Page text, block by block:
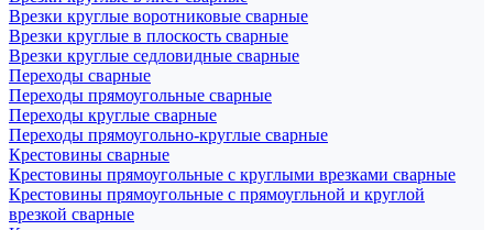
Врезки круглые воротниковые сварные
Врезки круглые в плоскость сварные
Врезки круглые седловидные сварные
Переходы сварные
Переходы прямоугольные сварные
Переходы круглые сварные
Переходы прямоугольно-круглые сварные
Крестовины сварные
Крестовины прямоугольные с круглыми врезками сварные
Крестовины прямоугольные с прямоугльной и круглой
врезкой сварные